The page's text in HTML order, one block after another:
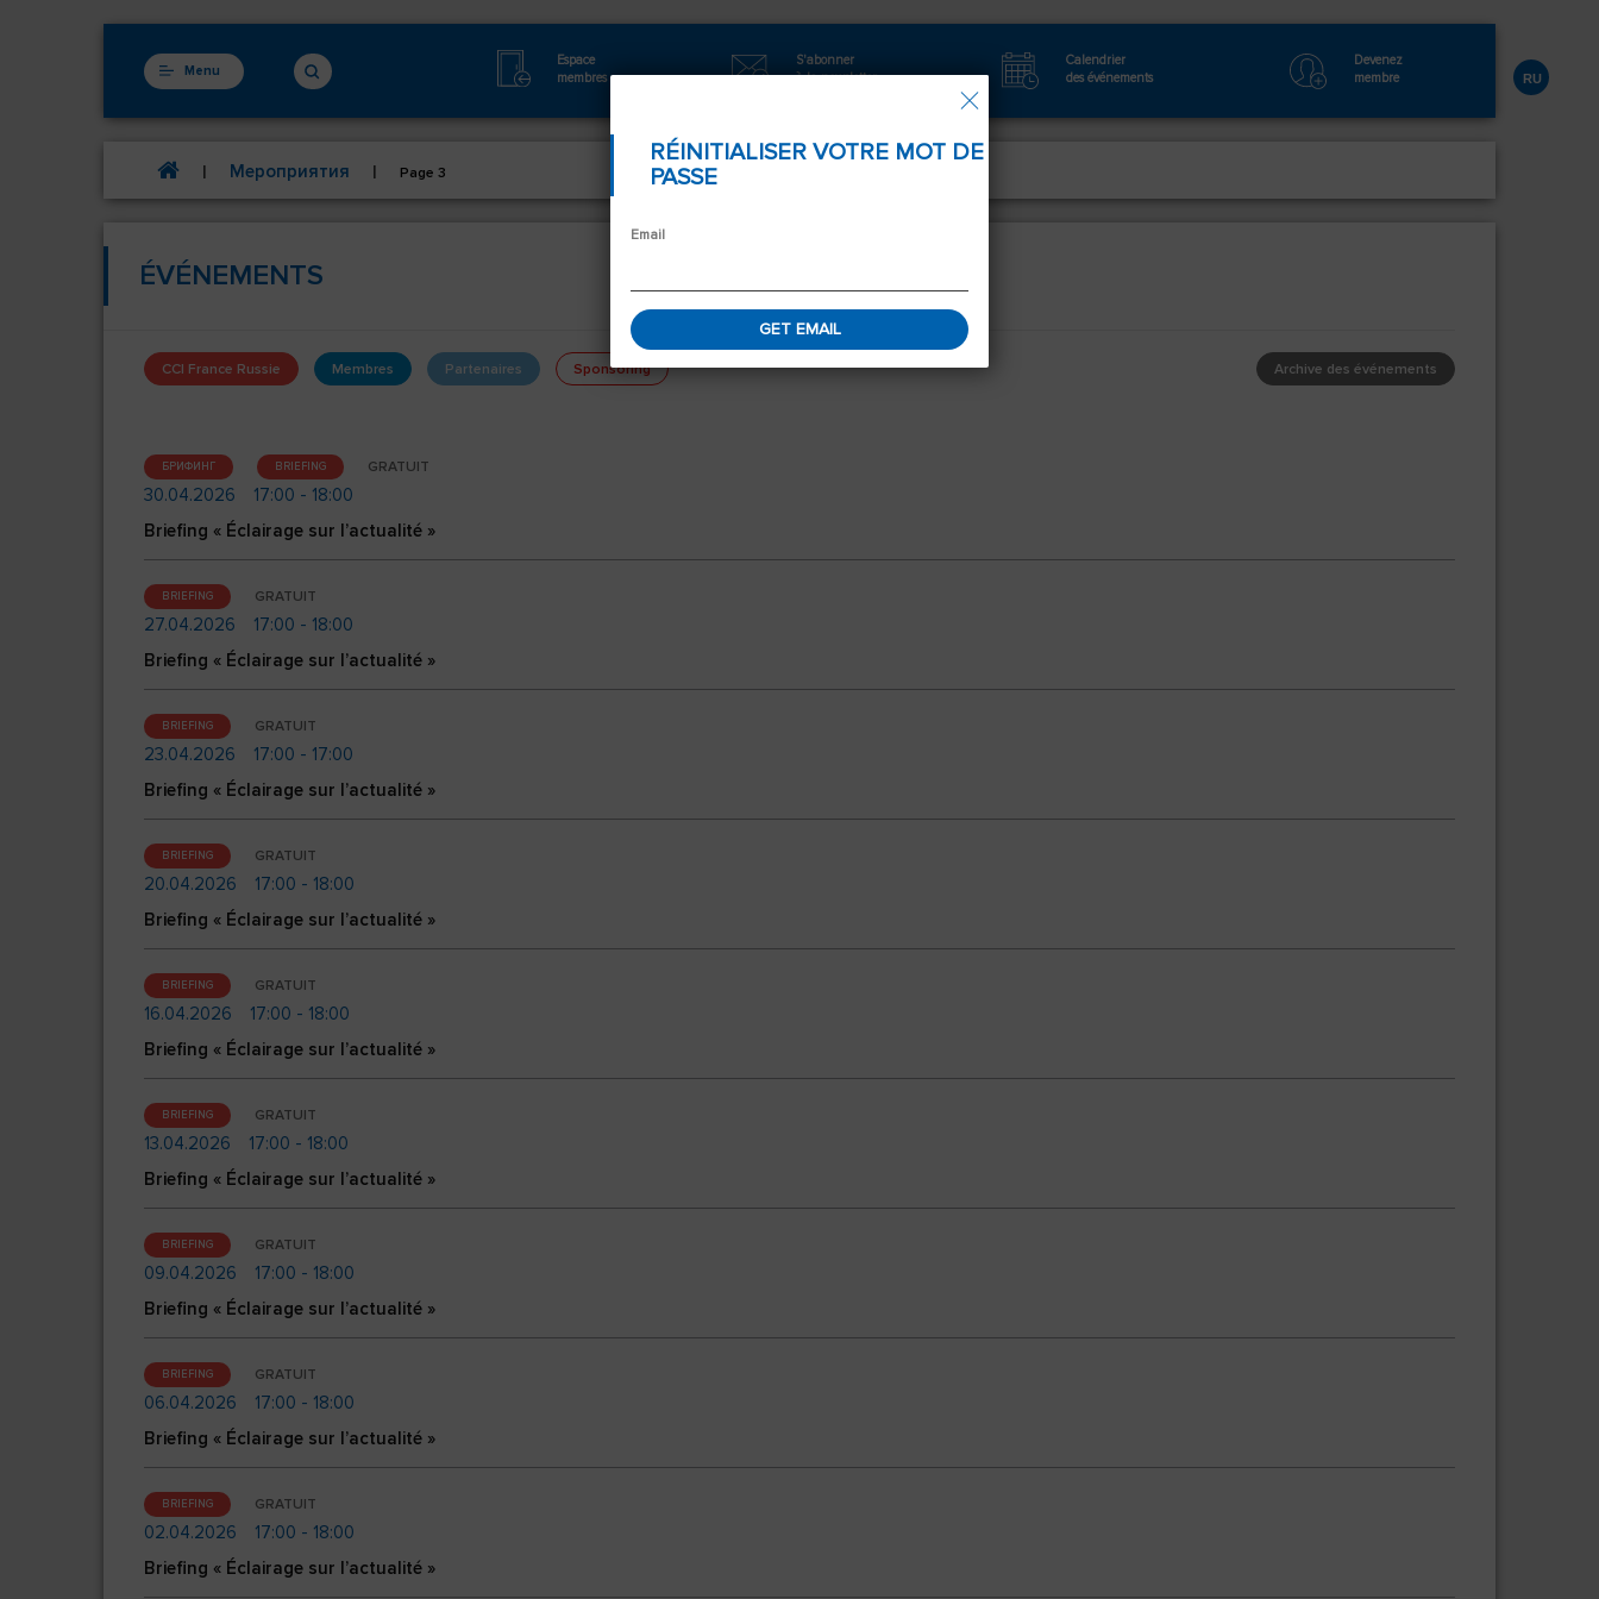
Menu
Espace
membres
S'abonner
à la newsletter
Calendrier
des événements
Devenez
membre
RU
| Мероприятия | Page 3
ÉVÉNEMENTS
CCI France Russie Membres Partenaires Sponsoring Archive des événements
БРИФИНГ BRIEFING GRATUIT
30.04.2026
17:00 - 18:00
Briefing « Éclairage sur l’actualité »
BRIEFING GRATUIT
27.04.2026
17:00 - 18:00
Briefing « Éclairage sur l’actualité »
BRIEFING GRATUIT
23.04.2026
17:00 - 17:00
Briefing « Éclairage sur l’actualité »
BRIEFING GRATUIT
20.04.2026
17:00 - 18:00
Briefing « Éclairage sur l’actualité »
BRIEFING GRATUIT
16.04.2026
17:00 - 18:00
Briefing « Éclairage sur l’actualité »
BRIEFING GRATUIT
13.04.2026
17:00 - 18:00
Briefing « Éclairage sur l’actualité »
BRIEFING GRATUIT
09.04.2026
17:00 - 18:00
Briefing « Éclairage sur l’actualité »
BRIEFING GRATUIT
06.04.2026
17:00 - 18:00
Briefing « Éclairage sur l’actualité »
BRIEFING GRATUIT
02.04.2026
17:00 - 18:00
Briefing « Éclairage sur l’actualité »
Autorisation
RÉINITIALISER VOTRE MOT DE
PASSE
Email